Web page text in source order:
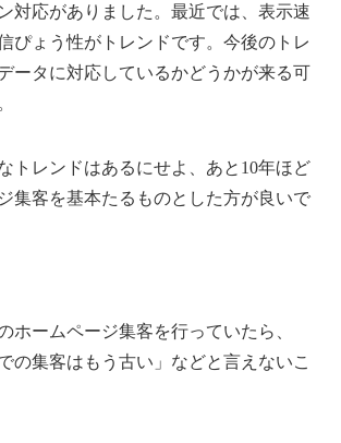
対応がありました。最近では、表示速
ぴょう性がトレンドです。今後のトレ
ータに対応しているかどうかが来る可
トレンドはあるにせよ、あと10年ほど
集客を基本たるものとした方が良いで
ホームページ集客を行っていたら、
の集客はもう古い」などと言えないこ